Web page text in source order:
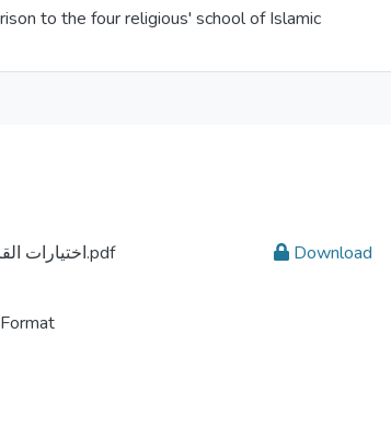
to the four religious' school of Islamic
اختيارات القرضاوي الطالبة نور أحمد أبوريا.pdf
Download